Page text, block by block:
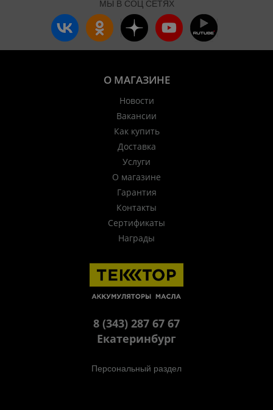
МЫ В СОЦ СЕТЯХ
О МАГАЗИНЕ
Новости
Вакансии
Как купить
Доставка
Услуги
О магазине
Гарантия
Контакты
Сертификаты
Награды
8 (343) 287 67 67
Екатеринбург
Персональный раздел